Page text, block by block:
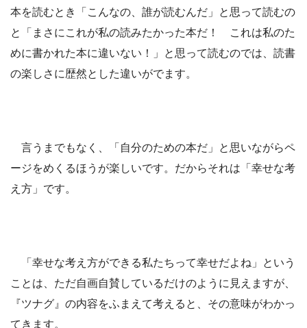
本を読むとき「こんなの、誰が読むんだ」と思って読むの
と「まさにこれが私の読みたかった本だ！ これは私のた
めに書かれた本に違いない！」と思って読むのでは、読書
の楽しさに歴然とした違いがでます。
言うまでもなく、「自分のための本だ」と思いながらペ
ージをめくるほうが楽しいです。だからそれは「幸せな考
え方」です。
「幸せな考え方ができる私たちって幸せだよね」という
ことは、ただ自画自賛しているだけのように見えますが、
『ツナグ』の内容をふまえて考えると、その意味がわかっ
てきます。